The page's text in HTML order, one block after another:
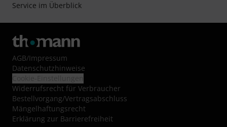
Service im Überblick
AGB/Impressum
Datenschutzhinweise
Widerrufsrecht für Verbraucher
Bestellvorgang/Vertragsabschluss
Mängelhaftungsrecht
Erklärung zur Barrierefreiheit